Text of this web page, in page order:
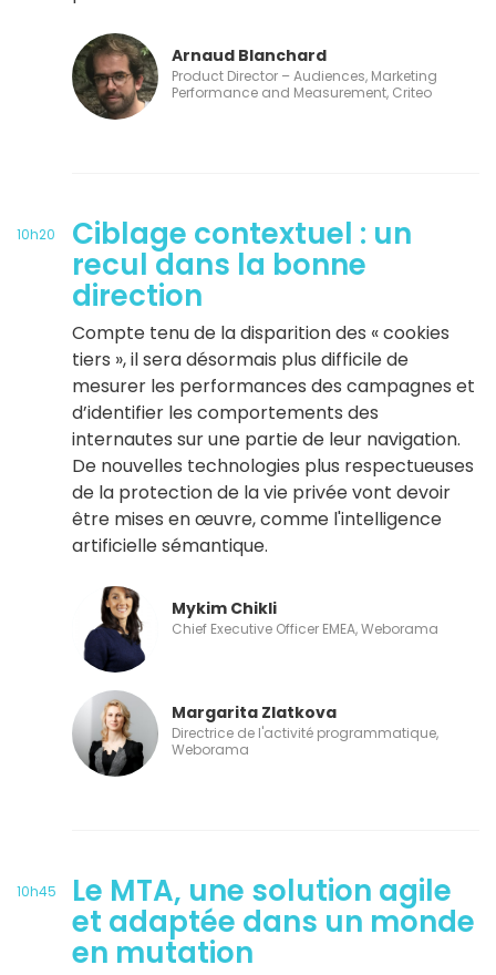
Arnaud Blanchard
Product Director – Audiences, Marketing
Performance and Measurement, Criteo
10h20 Ciblage contextuel : un
recul dans la bonne
direction
Compte tenu de la disparition des « cookies
tiers », il sera désormais plus difficile de
mesurer les performances des campagnes et
d’identifier les comportements des
internautes sur une partie de leur navigation.
De nouvelles technologies plus respectueuses
de la protection de la vie privée vont devoir
être mises en œuvre, comme l'intelligence
artificielle sémantique.
Mykim Chikli
Chief Executive Officer EMEA, Weborama
Margarita Zlatkova
Directrice de l'activité programmatique,
Weborama
10h45 Le MTA, une solution agile
et adaptée dans un monde
en mutation